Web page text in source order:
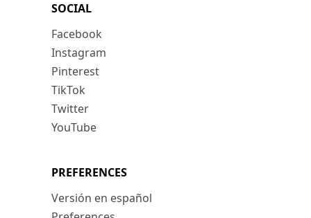
SOCIAL
Facebook
Instagram
Pinterest
TikTok
Twitter
YouTube
PREFERENCES
Versión en español